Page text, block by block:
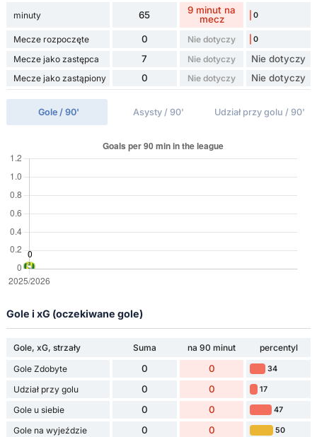
minuty 65
9 minut na
mecz
0
Mecze rozpoczęte 0 Nie dotyczy 0
Mecze jako zastępca 7 Nie dotyczy Nie dotyczy
Mecze jako zastąpiony 0 Nie dotyczy Nie dotyczy
Gole / 90' Asysty / 90' Udział przy golu / 90'
Gole i xG (oczekiwane gole)
Gole, xG, strzały Suma na 90 minut
percentyl
Gole Zdobyte
0 0 34
Udział przy golu 0 0 17
Gole u siebie 0 0 47
Gole na wyjeździe 0 0 50